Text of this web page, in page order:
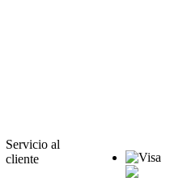
Servicio al
cliente